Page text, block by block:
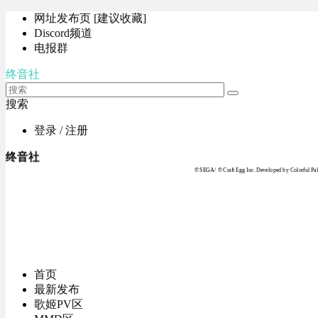
网址发布页 [建议收藏]
Discord频道
电报群
终音社
搜索
登录 / 注册
终音社
© SEGA / © Craft Egg Inc. Developed by Colorful
首页
最新发布
歌姬PV区